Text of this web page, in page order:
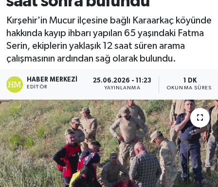
Kırşehir'in Mucur ilçesine bağlı Karaarkaç köyünde
hakkında kayıp ihbarı yapılan 65 yaşındaki Fatma
Serin, ekiplerin yaklaşık 12 saat süren arama
çalışmasının ardından sağ olarak bulundu.
HABER MERKEZI
EDITÖR
25.06.2026 - 11:23
YAYINLANMA
1 DK
OKUNMA SÜRESI
Ekonomi
Sağlık